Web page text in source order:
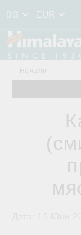
BG EUR
Начало